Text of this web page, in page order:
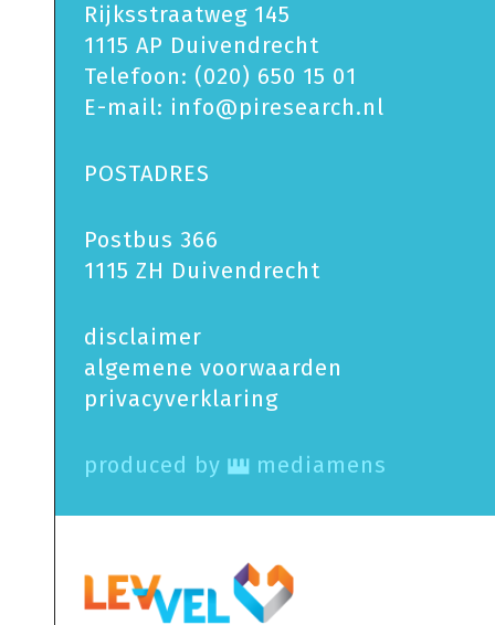
Rijksstraatweg 145
1115 AP Duivendrecht
Telefoon: (020) 650 15 01
E-mail: info@piresearch.nl
POSTADRES
Postbus 366
1115 ZH Duivendrecht
disclaimer
algemene voorwaarden
privacy­verklaring
produced by mediamens